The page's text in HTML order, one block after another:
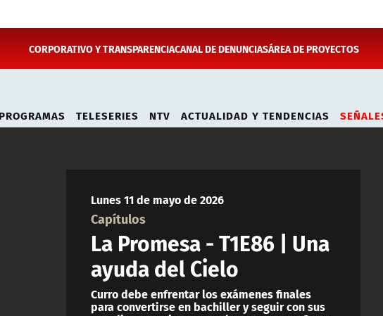
CORPORATIVO Y TRANSPARENCIACANAL DE DENUNCIASÁREA DE PROYECTOS
PROGRAMAS TELESERIES NTV ACTUALIDAD Y TENDENCIAS
Lunes 11 de mayo de 2026
Capítulos
La Promesa - T1E86 | Una
ayuda del Cielo
Curro debe enfrentar los exámenes finales
para convertirse en bachiller y seguir con sus